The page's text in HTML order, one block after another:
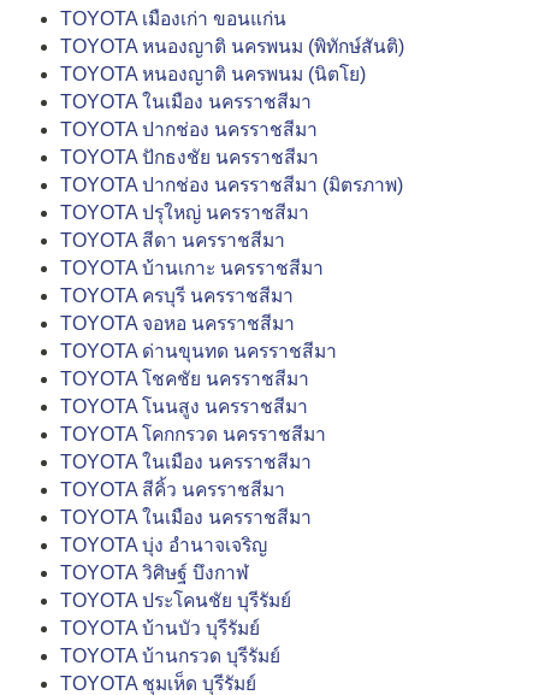
TOYOTA เมืองเก่า ขอนแก่น
TOYOTA หนองญาติ นครพนม (พิทักษ์สันติ)
TOYOTA หนองญาติ นครพนม (นิตโย)
TOYOTA ในเมือง นครราชสีมา
TOYOTA ปากช่อง นครราชสีมา
TOYOTA ปักธงชัย นครราชสีมา
TOYOTA ปากช่อง นครราชสีมา (มิตรภาพ)
TOYOTA ปรุใหญ่ นครราชสีมา
TOYOTA สีดา นครราชสีมา
TOYOTA บ้านเกาะ นครราชสีมา
TOYOTA ครบุรี นครราชสีมา
TOYOTA จอหอ นครราชสีมา
TOYOTA ด่านขุนทด นครราชสีมา
TOYOTA โชคชัย นครราชสีมา
TOYOTA โนนสูง นครราชสีมา
TOYOTA โคกกรวด นครราชสีมา
TOYOTA ในเมือง นครราชสีมา
TOYOTA สีคิ้ว นครราชสีมา
TOYOTA ในเมือง นครราชสีมา
TOYOTA บุ่ง อำนาจเจริญ
TOYOTA วิศิษฐ์ บึงกาฬ
TOYOTA ประโคนชัย บุรีรัมย์
TOYOTA บ้านบัว บุรีรัมย์
TOYOTA บ้านกรวด บุรีรัมย์
TOYOTA ชุมเห็ด บุรีรัมย์